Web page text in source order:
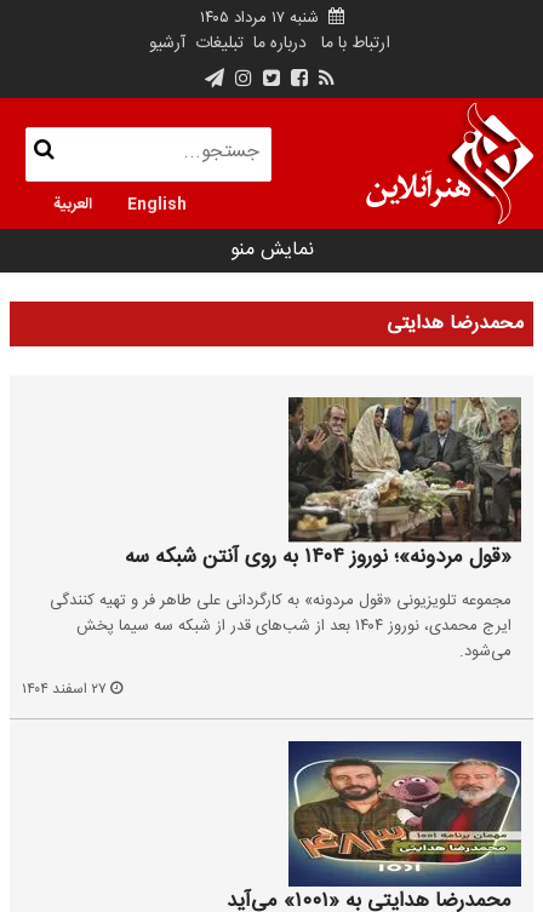
شنبه ۱۷ مرداد ۱۴۰۵
ارتباط با ما درباره ما تبلیغات آرشیو
English العربية
نمایش منو
محمدرضا هدایتی
«قول مردونه»؛ نوروز ۱۴۰۴ به روی آنتن شبکه سه
مجموعه تلویزیونی «قول مردونه» به کارگردانی علی طاهر فر و تهیه کنندگی
ایرج محمدی، نوروز ۱۴۰۴ بعد از شب‌های قدر از شبکه سه سیما پخش
می‌شود.
محمدرضا هدایتی به ‌«۱۰۰۱» می‌آید